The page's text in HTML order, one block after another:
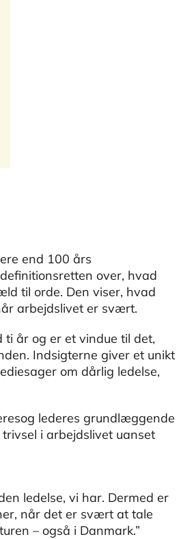
end 100 års
over, hvad
til orde. Den viser, hvad
arbejdslivet er svært.
år og er et vindue til det,
Indsigterne giver et unikt
om dårlig ledelse,
lederes grundlæggende
i arbejdslivet uanset
ledelse, vi har. Dermed er
når det er svært at tale
– også i Danmark.”